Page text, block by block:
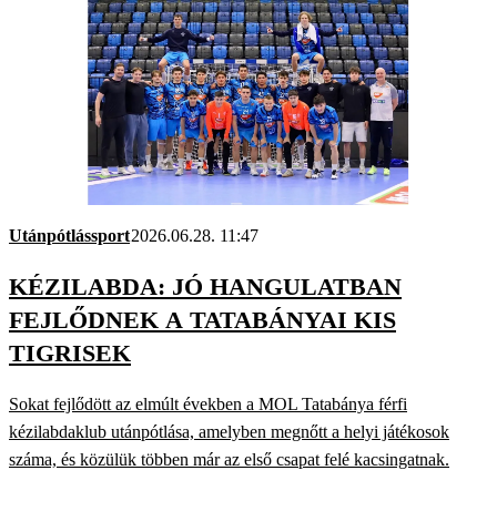
Utánpótlássport2026.06.28. 11:47
KÉZILABDA: JÓ HANGULATBAN
FEJLŐDNEK A TATABÁNYAI KIS
TIGRISEK
Sokat fejlődött az elmúlt években a MOL Tatabánya férfi
kézilabdaklub utánpótlása, amelyben megnőtt a helyi játékosok
száma, és közülük többen már az első csapat felé kacsingatnak.